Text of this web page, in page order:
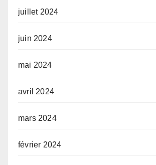
juillet 2024
juin 2024
mai 2024
avril 2024
mars 2024
février 2024